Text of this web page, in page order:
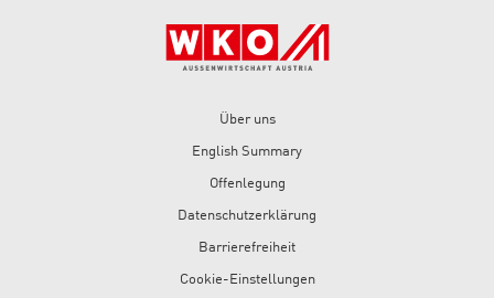
Über uns
English Summary
Offenlegung
Datenschutzerklärung
Barrierefreiheit
Cookie-Einstellungen